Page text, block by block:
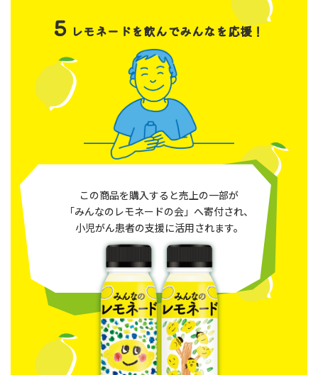
5 レモネードを飲んでみんなを応援！
この商品を購入すると売上の一部が
「みんなのレモネードの会」へ寄付され、
小児がん患者の支援に活用されます。